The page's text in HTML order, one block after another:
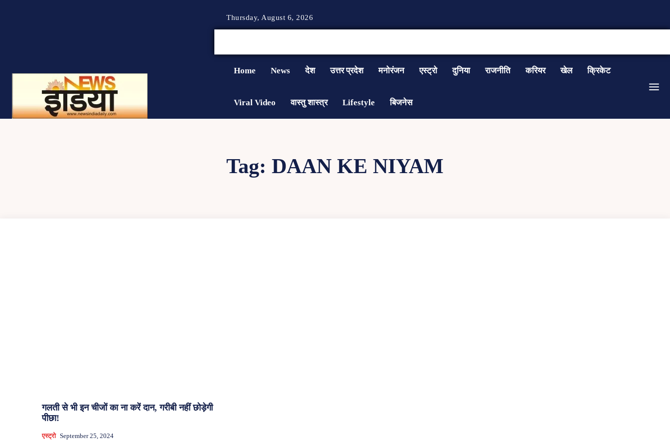
Thursday, August 6, 2026
Home News देश उत्तर प्रदेश मनोरंजन एस्ट्रो दुनिया राजनीति करियर खेल क्रिकेट
Viral Video वास्तु शास्त्र Lifestyle बिजनेस
Tag: DAAN KE NIYAM
गलती से भी इन चीजों का ना करें दान, गरीबी नहीं छोड़ेगी
पीछा!
एस्ट्रो September 25, 2024